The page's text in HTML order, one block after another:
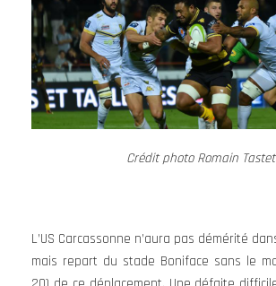
Crédit photo Romain Tastet
L’US Carcassonne n’aura pas démérité
mais repart du stade Boniface sans le